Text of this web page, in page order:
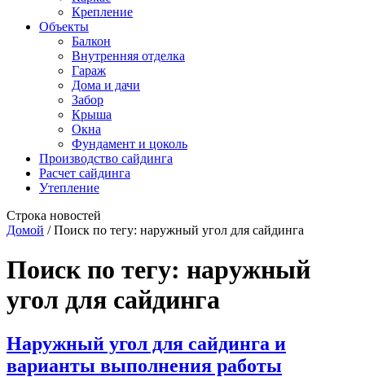
Крепление
Объекты
Балкон
Внутренняя отделка
Гараж
Дома и дачи
Забор
Крыша
Окна
Фундамент и цоколь
Производство сайдинга
Расчет сайдинга
Утепление
Строка новостей
Домой / Поиск по тегу: наружный угол для сайдинга
Поиск по тегу: наружный
угол для сайдинга
Наружный угол для сайдинга и
варианты выполнения работы